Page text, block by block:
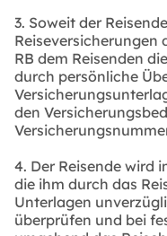
3. Soweit der
RB dem Reisenden
durch persönliche
den
4. Der Reisende wird
die ihm durch das
Unterlagen
überprüfen und bei